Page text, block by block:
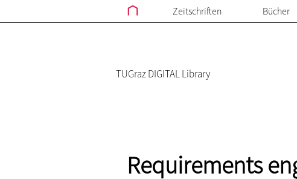
Zeitschriften Bücher
TUGraz DIGITAL Library
Requirements